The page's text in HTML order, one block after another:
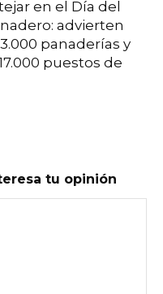
en el Día del
advierten
panaderías y
puestos de
tu opinión